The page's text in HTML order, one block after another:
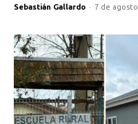
Sebastián Gallardo - 7 de